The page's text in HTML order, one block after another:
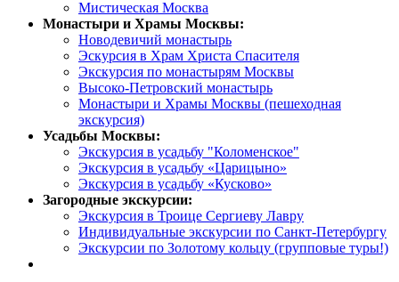
Мистическая Москва
Монастыри и Храмы Москвы:
Новодевичий монастырь
Эскурсия в Храм Христа Спасителя
Экскурсия по монастырям Москвы
Высоко-Петровский монастырь
Монастыри и Храмы Москвы (пешеходная
экскурсия)
Усадьбы Москвы:
Экскурсия в усадьбу "Коломенское"
Экскурсия в усадьбу «Царицыно»
Экскурсия в усадьбу «Кусково»
Загородные экскурсии:
Экскурсия в Троице Сергиеву Лавру
Индивидуальные экскурсии по Санкт-Петербургу
Экскурсии по Золотому кольцу (групповые туры!)